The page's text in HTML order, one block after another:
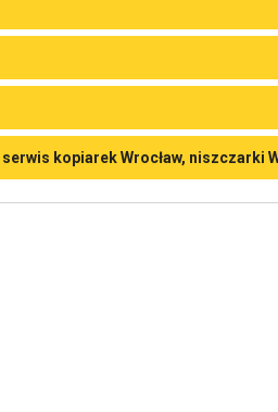
kopiarek Wrocław, niszczarki